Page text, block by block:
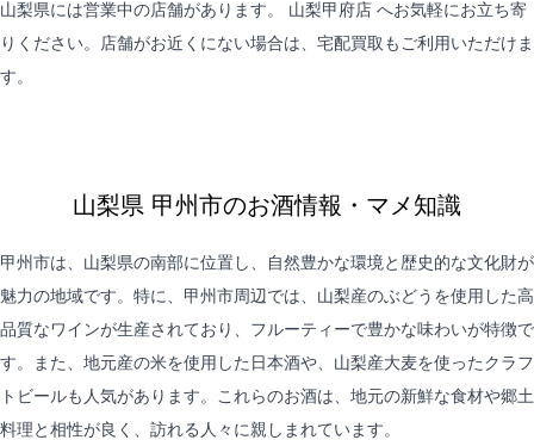
山梨県には営業中の店舗があります。 山梨甲府店 へお気軽にお立ち寄
りください。店舗がお近くにない場合は、 宅配買取 もご利用いただけま
す。
山梨県 甲州市のお酒情報・マメ知識
甲州市は、山梨県の南部に位置し、自然豊かな環境と歴史的な文化財が
魅力の地域です。特に、甲州市周辺では、山梨産のぶどうを使用した高
品質なワインが生産されており、フルーティーで豊かな味わいが特徴で
す。また、地元産の米を使用した日本酒や、山梨産大麦を使ったクラフ
トビールも人気があります。これらのお酒は、地元の新鮮な食材や郷土
料理と相性が良く、訪れる人々に親しまれています。